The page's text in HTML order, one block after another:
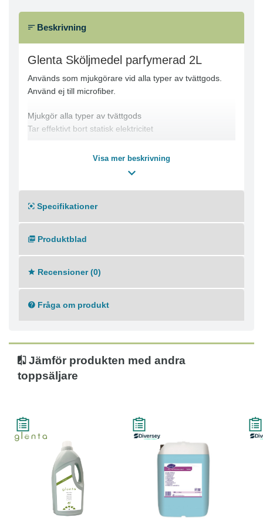
Beskrivning
Glenta Sköljmedel parfymerad 2L
Används som mjukgörare vid alla typer av tvättgods.
Använd ej till microfiber.
Mjukgör alla typer av tvättgods
Tar effektivt bort statisk elektricitet
Visa mer beskrivning
Specifikationer
Produktblad
Recensioner (0)
Fråga om produkt
Jämför produkten med andra
toppsäljare